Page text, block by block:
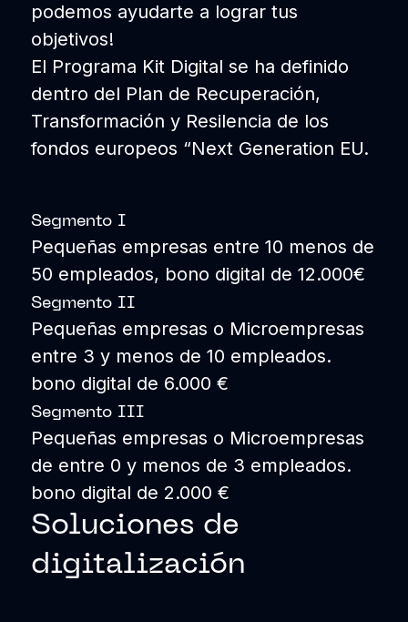
podemos ayudarte a lograr tus
objetivos!
El Programa Kit Digital se ha definido
dentro del Plan de Recuperación,
Transformación y Resilencia de los
fondos europeos “Next Generation EU.
Segmento I
Pequeñas empresas entre 10 menos de
50 empleados, bono digital de 12.000€
Segmento II
Pequeñas empresas o Microempresas
entre 3 y menos de 10 empleados.
bono digital de 6.000 €
Segmento III
Pequeñas empresas o Microempresas
de entre 0 y menos de 3 empleados.
bono digital de 2.000 €
Soluciones de
digitalización